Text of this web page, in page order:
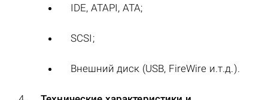
IDE, ATAPI, ATA;
SCSI;
Внешний диск (USB, FireWire и.т.д.).